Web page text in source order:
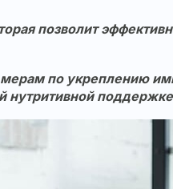
позволит
по укреплению
нутритивной